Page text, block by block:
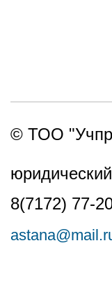
© ТОО
8(7172) 77-